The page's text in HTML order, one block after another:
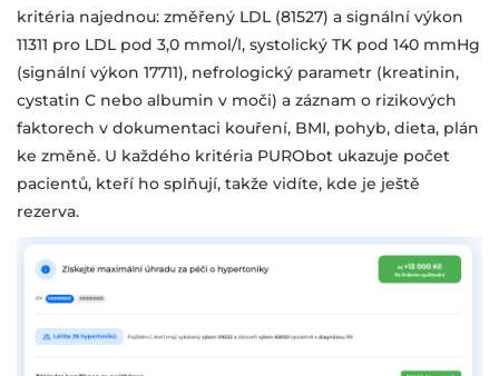
kritéria najednou: změřený LDL (81527) a signální výkon
11311 pro LDL pod 3,0 mmol/l, systolický TK pod 140 mmHg
(signální výkon 17711), nefrologický parametr (kreatinin,
cystatin C nebo albumin v moči) a záznam o rizikových
faktorech v dokumentaci kouření, BMI, pohyb, dieta, plán
ke změně. U každého kritéria PURObot ukazuje počet
pacientů, kteří ho splňují, takže vidíte, kde je ještě
rezerva.